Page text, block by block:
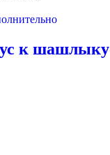
к шашлыку